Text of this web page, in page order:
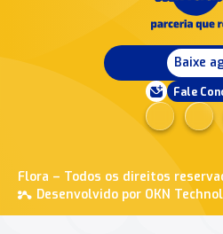
Baixe
Fale
Flora – Todos os direitos
Desenvolvido por OKN